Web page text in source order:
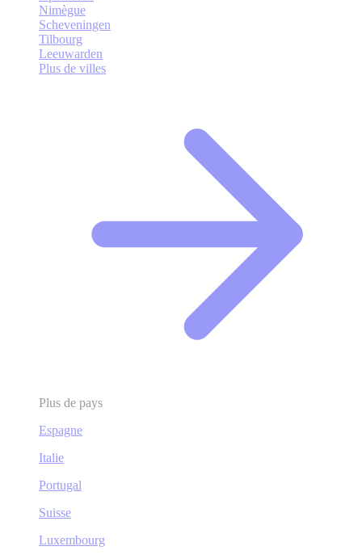
Nimègue
Scheveningen
Tilbourg
Leeuwarden
Plus de villes
Plus de pays
Espagne
Italie
Portugal
Suisse
Luxembourg